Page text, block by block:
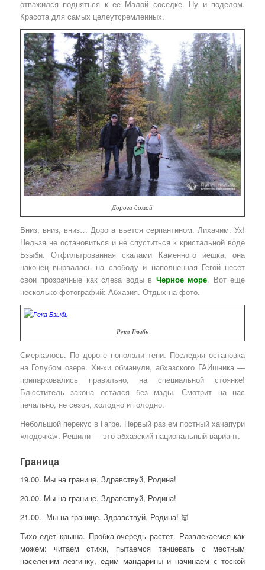
отважился подняться к ее Малой соседке. Ну и поделом.
Красота для самых целеутсремленных.
Дорога домой
Вниз, вниз, вниз… Дорога вьется серпантином. Лихачим. Ух!
Нельзя не остановиться и не спуститься к кристальной воде
Бзыби. Отфильтрованная скалами Каменного иешка, она
наконец вырвалась на свободу и наполненная Гегой несет
свои прозрачные как слеза воды в Черное море. Вот еще
несколько фотографий: Абхазия. Отдых на фото.
Река Бзыбь
Смеркалось. По дороге поползли тени. Последяя остановка
на Голубом озере. Хи-хи обманули, абхазского ГАИшника —
припарковались правильно, на специальной стоянке!
Блюститель закона остался без мзды. Смотрит на нас
печально, не сезон, холодно и голодно.
Небольшой перекус в Гагре. Первый раз ем постный хачапури
«лодочка». Решили — это абхазский национальный вариант.
Граница
19.00. Мы на границе. Здравствуй, Родина!
20.00. Мы на границе. Здравствуй, Родина!
21.00. Мы на границе. Здравствуй, Родина! 👿
Тихо едет крыша. Пробка-очередь растет. Развлекаемся как
можем: читаем стихи, пытаемся танцевать с местным
населеним лезгинку, едим мандарины и начинаем с тоской